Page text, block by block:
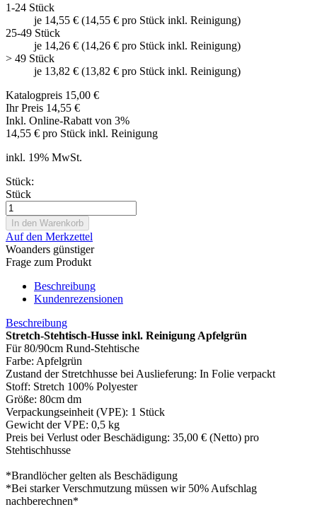
1-24 Stück
je 14,55 € (14,55 € pro Stück inkl. Reinigung)
25-49 Stück
je 14,26 € (14,26 € pro Stück inkl. Reinigung)
> 49 Stück
je 13,82 € (13,82 € pro Stück inkl. Reinigung)
Katalogpreis 15,00 €
Ihr Preis 14,55 €
Inkl. Online-Rabatt von 3%
14,55 € pro Stück inkl. Reinigung
inkl. 19% MwSt.
Stück:
Stück
Auf den Merkzettel
Woanders günstiger
Frage zum Produkt
Beschreibung
Kundenrezensionen
Beschreibung
Stretch-Stehtisch-Husse inkl. Reinigung Apfelgrün
Für 80/90cm Rund-Stehtische
Farbe: Apfelgrün
Zustand der Stretchhusse bei Auslieferung: In Folie verpackt
Stoff: Stretch 100% Polyester
Größe: 80cm dm
Verpackungseinheit (VPE): 1 Stück
Gewicht der VPE: 0,5 kg
Preis bei Verlust oder Beschädigung: 35,00 € (Netto) pro
Stehtischhusse
*Brandlöcher gelten als Beschädigung
*Bei starker Verschmutzung müssen wir 50% Aufschlag
nachberechnen*